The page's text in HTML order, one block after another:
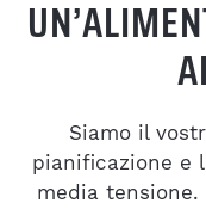
Siamo il
pianificazione e
media
RICHIEDI